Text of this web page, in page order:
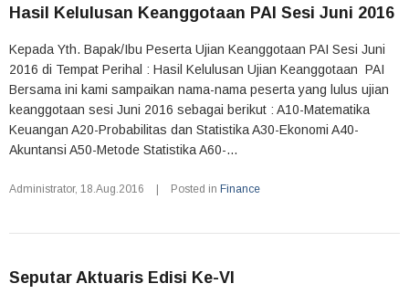
Hasil Kelulusan Keanggotaan PAI Sesi Juni 2016
Kepada Yth. Bapak/Ibu Peserta Ujian Keanggotaan PAI Sesi Juni
2016 di Tempat Perihal : Hasil Kelulusan Ujian Keanggotaan PAI
Bersama ini kami sampaikan nama-nama peserta yang lulus ujian
keanggotaan sesi Juni 2016 sebagai berikut : A10-Matematika
Keuangan A20-Probabilitas dan Statistika A30-Ekonomi A40-
Akuntansi A50-Metode Statistika A60-...
Administrator, 18.Aug.2016 Posted in Finance
Seputar Aktuaris Edisi Ke-VI